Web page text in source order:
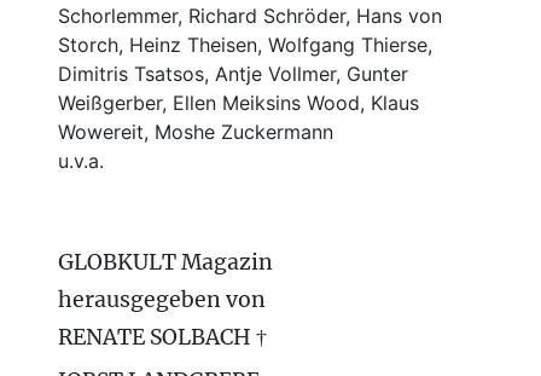
Schorlemmer, Richard Schröder, Hans von
Storch, Heinz Theisen, Wolfgang Thierse,
Dimitris Tsatsos, Antje Vollmer, Gunter
Weißgerber, Ellen Meiksins Wood, Klaus
Wowereit, Moshe Zuckermann
u.v.a.
GLOBKULT Magazin
herausgegeben von
RENATE SOLBACH †